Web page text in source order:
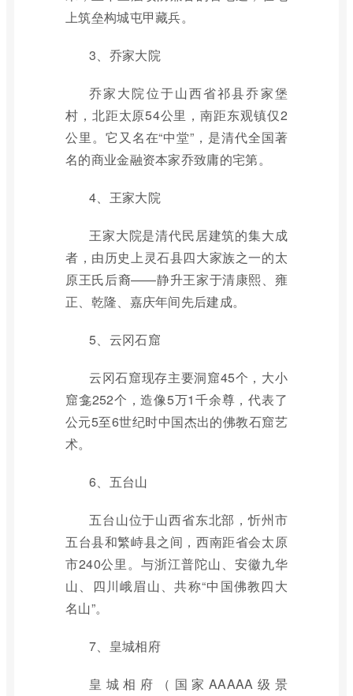
上筑垒构城屯甲藏兵。
3、乔家大院
乔家大院位于山西省祁县乔家堡
村，北距太原54公里，南距东观镇仅2
公里。它又名在“中堂”，是清代全国著
名的商业金融资本家乔致庸的宅第。
4、王家大院
王家大院是清代民居建筑的集大成
者，由历史上灵石县四大家族之一的太
原王氏后裔——静升王家于清康熙、雍
正、乾隆、嘉庆年间先后建成。
5、云冈石窟
云冈石窟现存主要洞窟45个，大小
窟龛252个，造像5万1千余尊，代表了
公元5至6世纪时中国杰出的佛教石窟艺
术。
6、五台山
五台山位于山西省东北部，忻州市
五台县和繁峙县之间，西南距省会太原
市240公里。与浙江普陀山、安徽九华
山、四川峨眉山、共称“中国佛教四大
名山”。
7、皇城相府
皇城相府（国家AAAAA级景